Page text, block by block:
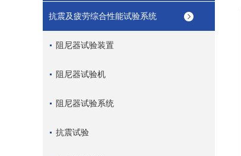
抗震及疲劳综合性能试验系统
阻尼器试验装置
阻尼器试验机
阻尼器试验系统
抗震试验